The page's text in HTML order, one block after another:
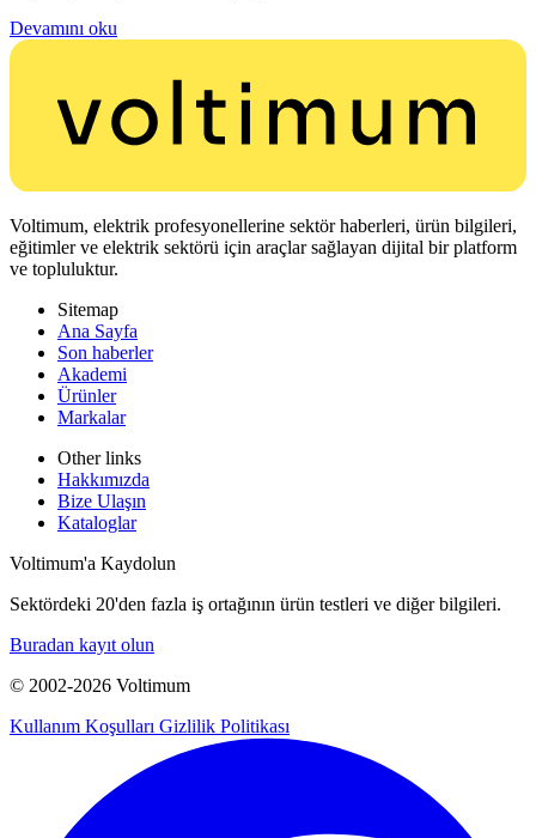
Devamını oku
Voltimum, elektrik profesyonellerine sektör haberleri, ürün bilgileri,
eğitimler ve elektrik sektörü için araçlar sağlayan dijital bir platform
ve topluluktur.
Sitemap
Ana Sayfa
Son haberler
Akademi
Ürünler
Markalar
Other links
Hakkımızda
Bize Ulaşın
Kataloglar
Voltimum'a Kaydolun
Sektördeki 20'den fazla iş ortağının ürün testleri ve diğer bilgileri.
Buradan kayıt olun
© 2002-2026 Voltimum
Kullanım Koşulları Gizlilik Politikası